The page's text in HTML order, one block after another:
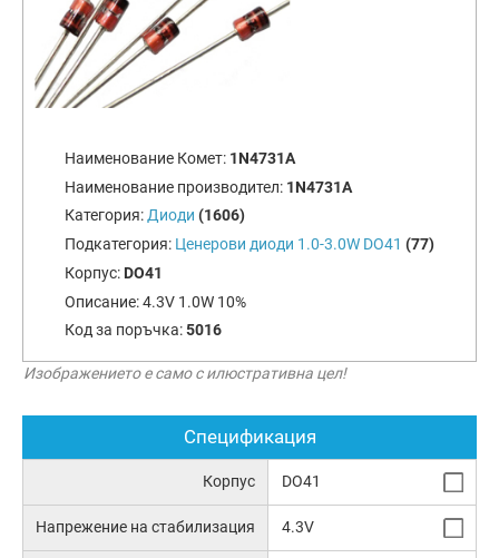
Наименование Комет: 1N4731A
Наименование производител: 1N4731A
Категория:Диоди (1606)
Подкатегория: Ценерови диоди 1.0-3.0W DO41 (77)
Корпус: DO41
Описание:4.3V 1.0W 10%
Код за поръчка:5016
Изображението е само с илюстративна цел!
Спецификация
Корпус DO41
Напрежение на стабилизация 4.3V